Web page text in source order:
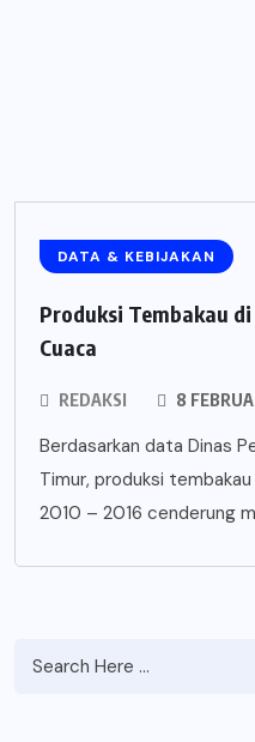
DATA & KEBIJAKAN
Produksi Tembakau
Cuaca
REDAKSI 8
Berdasarkan data Dinas
Timur, produksi
2010 – 2016 cenderung